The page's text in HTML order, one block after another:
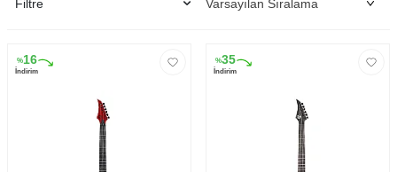
Filtre
%16
İndirim
%35
İndirim